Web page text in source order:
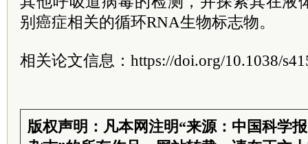
别癌症相关的循环RNA生物标志物。
相关论文信息：https://doi.org/10.1038/
版权声明：凡本网注明“来源：中国科学